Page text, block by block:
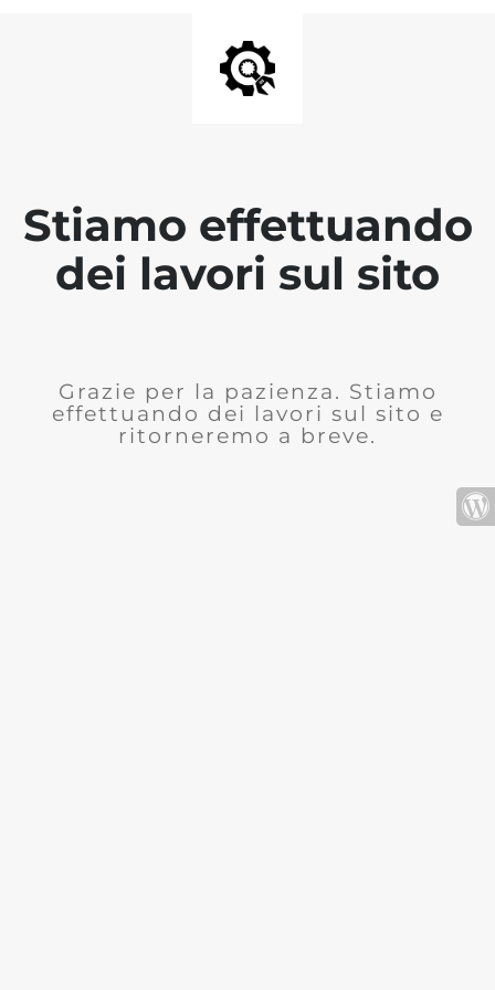
Stiamo effettuando
dei lavori sul sito
Grazie per la pazienza. Stiamo
effettuando dei lavori sul sito e
ritorneremo a breve.